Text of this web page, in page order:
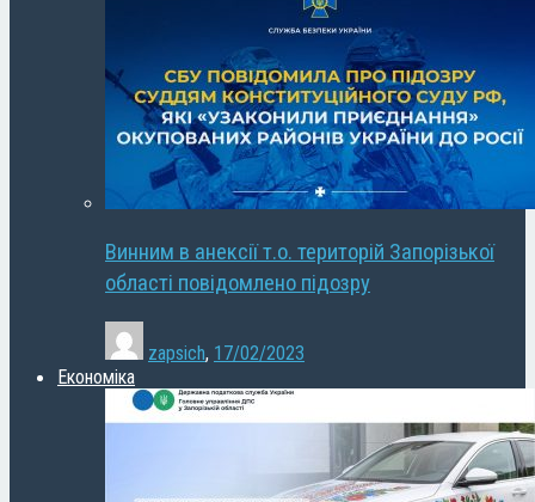
Винним в анексії т.о. територій Запорізької
області повідомлено підозру
zapsich, 17/02/2023
Економіка